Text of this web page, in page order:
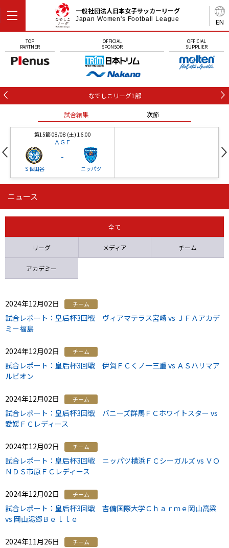
EN
一般社団法人日本女子サッカーリーグ
Japan Women's Football League
TOP
PARTNER
OFFICIAL
SPONSOR
OFFICIAL
SUPPLIER
なでしこリーグ1部
試合結果 次節
第15節 08/08 (土) 16:00
ＡＧＦ
Ｓ世田谷
-
ニッパツ
第16節 09/05 (土) 15:00
ニッパツ
ニッパツ 名古屋
石人の星
静岡 愛媛Ｌ
ニュース
全て
リーグ メディア チーム
アカデミー
2024年12月02日 チーム
試合レポート：皇后杯3回戦 ヴィアマテラス宮崎 vs ＪＦＡアカデ
ミー福島
2024年12月02日 チーム
試合レポート：皇后杯3回戦 伊賀ＦＣくノ一三重 vs ＡＳハリマア
ルビオン
2024年12月02日 チーム
試合レポート：皇后杯3回戦 バニーズ群馬ＦＣホワイトスター vs
愛媛ＦＣレディース
2024年12月02日 チーム
試合レポート：皇后杯3回戦 ニッパツ横浜ＦＣシーガルズ vs ＶＯ
ＮＤＳ市原ＦＣレディース
2024年12月02日 チーム
試合レポート：皇后杯3回戦 吉備国際大学Ｃｈａｒｍｅ岡山高梁
vs 岡山湯郷Ｂｅｌｌｅ
2024年11月26日 チーム